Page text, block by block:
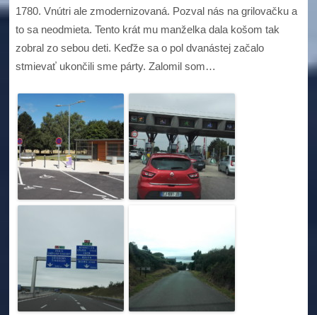
1780. Vnútri ale zmodernizovaná. Pozval nás na grilovačku a
to sa neodmieta. Tento krát mu manželka dala košom tak
zobral zo sebou deti. Keďže sa o pol dvanástej začalo
stmievať ukončili sme párty. Zalomil som…